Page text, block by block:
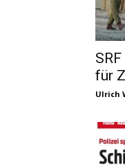
für
Ulrich